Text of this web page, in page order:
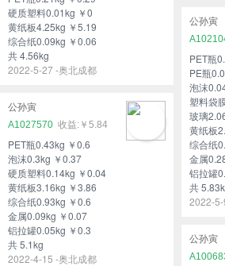
硬质塑料0.01kg ￥0
黄纸板4.25kg ￥5.19
综合纸0.09kg ￥0.06
共 4.56kg
2022-5-27 -奥北成都
公孙寅
PET瓶
PE瓶
泡沫
塑料袋
玻璃
黄纸板
综合纸
金属
铝拉罐
共
2022-
公孙寅
A1027570
￥5.84
PET瓶0.43kg ￥0.6
泡沫0.3kg ￥0.37
硬质塑料0.14kg ￥0.04
黄纸板3.16kg ￥3.86
综合纸0.93kg ￥0.6
金属0.09kg ￥0.07
铝拉罐0.05kg ￥0.3
共 5.1kg
2022-4-15 -奥北成都
公孙寅